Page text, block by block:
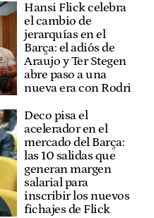
Hansi Flick celebra
el cambio de
jerarquías en el
Barça: el adiós de
Araujo y Ter Stegen
abre paso a una
nueva era con Rodri
Deco pisa el
acelerador en el
mercado del Barça:
las 10 salidas que
generan margen
salarial para
inscribir los nuevos
fichajes de Flick